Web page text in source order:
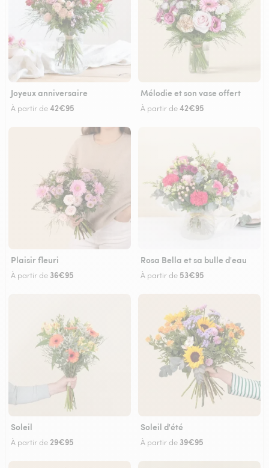
Joyeux anniversaire
À partir de42€95
Mélodie et son vase offert
À partir de42€95
Plaisir fleuri
À partir de 36€95
Rosa Bella et sa bulle d'eau
À partir de 53€95
Soleil
À partir de 29€95
Soleil d'été
À partir de 39€95